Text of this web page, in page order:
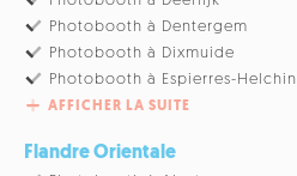
Photobooth à Dentergem
Photobooth à Dixmuide
Photobooth à Espierres-Helchin
AFFICHER LA SUITE
Flandre Orientale